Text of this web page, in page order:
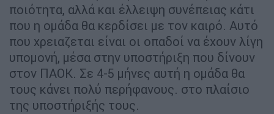
ποιότητα, αλλά και έλλειψη συνέπειας κάτι
που η ομάδα θα κερδίσει με τον καιρό. Αυτό
που χρειαζεται είναι οι οπαδοί να έχουν λίγη
υπομονή, μέσα στην υποστήριξη που δίνουν
στον ΠΑΟΚ. Σε 4-5 μήνες αυτή η ομάδα θα
τους κάνει πολύ περήφανους. στο πλαίσιο
της υποστήριξής τους.